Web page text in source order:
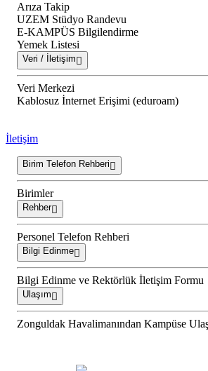
Arıza Takip
UZEM Stüdyo Randevu
E-KAMPÜS Bilgilendirme
Yemek Listesi
Veri / İletişim
Veri Merkezi
Kablosuz İnternet Erişimi (eduroam)
İletişim
Birim Telefon Rehberi
Birimler
Rehber
Personel Telefon Rehberi
Bilgi Edinme
Bilgi Edinme ve Rektörlük İletişim Formu
Ulaşım
Zonguldak Havalimanından Kampüse